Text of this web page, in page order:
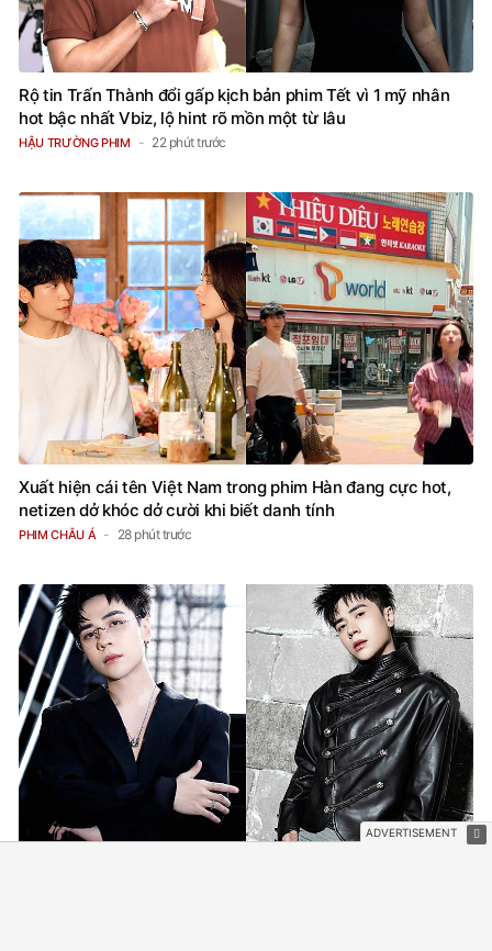
Rộ tin Trấn Thành đổi gấp kịch bản phim Tết vì 1 mỹ nhân
hot bậc nhất Vbiz, lộ hint rõ mồn một từ lâu
HẬU TRƯỜNG PHIM 22 phút trước
Xuất hiện cái tên Việt Nam trong phim Hàn đang cực hot,
netizen dở khóc dở cười khi biết danh tính
PHIM CHÂU Á 28 phút trước